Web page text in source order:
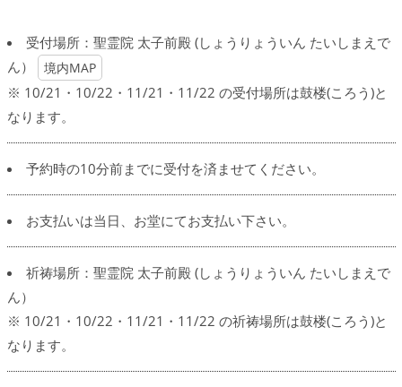
受付場所：聖霊院 太子前殿 (しょうりょういん たいしまえで
ん）
境内MAP
※ 10/21・10/22・11/21・11/22 の受付場所は鼓楼(ころう)と
なります。
予約時の10分前までに受付を済ませてください。
お支払いは当日、お堂にてお支払い下さい。
祈祷場所：聖霊院 太子前殿 (しょうりょういん たいしまえで
ん）
※ 10/21・10/22・11/21・11/22 の祈祷場所は鼓楼(ころう)と
なります。